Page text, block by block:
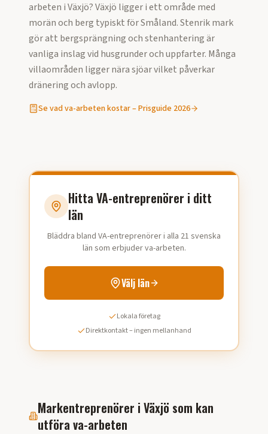
arbeten iVäxjö?Växjö ligger i ett område med
morän och berg typiskt för Småland. Stenrik mark
gör att bergsprängning och stenhantering är
vanliga inslag vid husgrunder och uppfarter. Många
villaområden ligger nära sjöar vilket påverkar
dränering och avlopp.
Se vadva-arbetenkostar – Prisguide 2026
Hitta VA-entreprenörer i ditt
län
Bläddra bland VA-entreprenörer i alla 21 svenska
län som erbjuder va-arbeten.
Välj län
Lokala företag
Direktkontakt – ingen mellanhand
Markentreprenörer iVäxjö som kan
utförava-arbeten